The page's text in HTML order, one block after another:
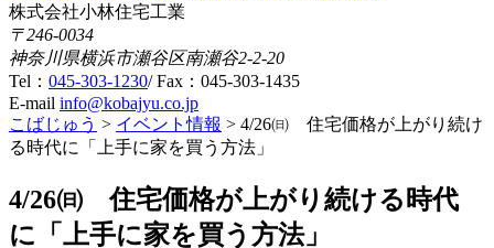
株式会社小林住宅工業
〒246-0034
神奈川県横浜市瀬谷区南瀬谷2-2-20
Tel： 045-303-1230/ Fax：045-303-1435
E-mail info@kobajyu.co.jp
こばじゅう > イベント情報 > 4/26㈰ 住宅価格が上がり続け
る時代に「上手に家を買う方法」
4/26㈰ 住宅価格が上がり続ける時代
に「上手に家を買う方法」